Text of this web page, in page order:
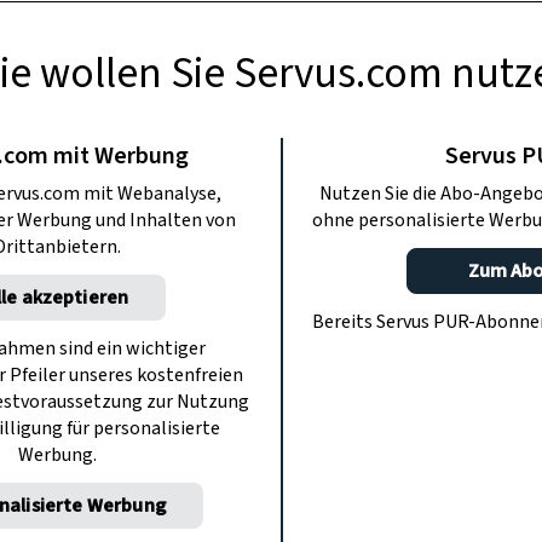
TIERE
Eleganz in
als „Snowshoe"“ ist eine
Fellzeichnung und ihr
bekannt ist.
wollen Sie Servus.com
mit Werbung
mit Webanalyse,
Werbung und Inhalten von
akzeptieren
sind ein wichtiger
unseres kostenfreien
zur Nutzung
für personalisierte
Werbung.
Werbung
Servus
Nutzen Sie die Abo-
ohne personalisierte
Zum
Bereits Servus PUR-